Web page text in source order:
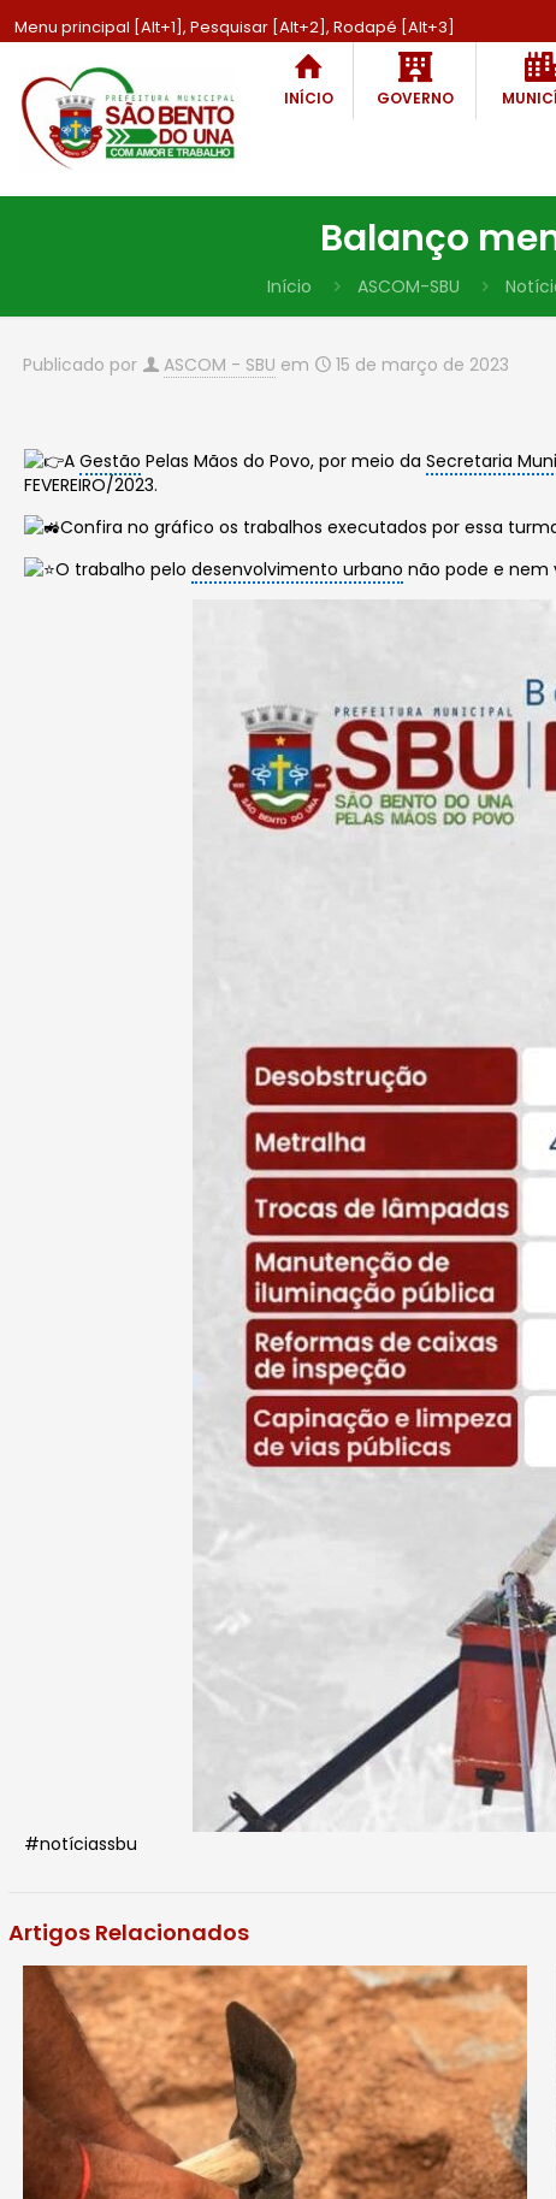
Menu principal [Alt+1], Pesquisar [Alt+2], Rodapé [Alt+3]
INÍCIO GOVERNO
Balanço
Início ASCOM-SBU
Publicado por ASCOM - SBU em 15 de março de 2023
AGestão Pelas Mãos do Povo, por meio daSecretaria
FEVEREIRO/2023.
Confira no gráfico os trabalhos executados por essa
O trabalho pelodesenvolvimento urbano não pode e nem
#notíciassbu
Artigos Relacionados